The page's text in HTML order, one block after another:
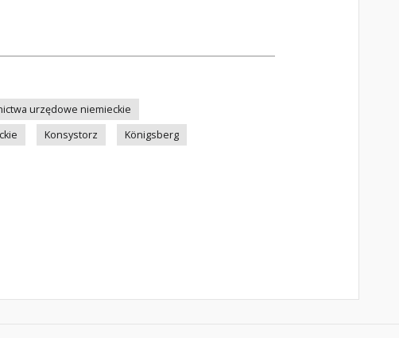
urzędowe niemieckie
Konsystorz Königsberg